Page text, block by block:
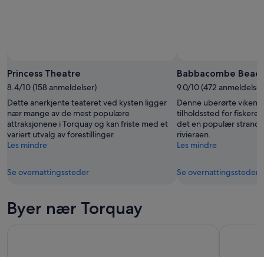
Princess Theatre
8.4/10 (158 anmeldelser)
Dette anerkjente teateret ved kysten ligger
nær mange av de mest populære
attraksjonene i Torquay og kan friste med et
variert utvalg av forestillinger.
Les mindre
Se overnattingssteder
Babbacombe
9.0/10 (472
Denne uberørte viken
tilholdssted for fiskere
det en populær strand
rivieraen.
Les mindre
Se overnattingssteder
Byer nær Torquay